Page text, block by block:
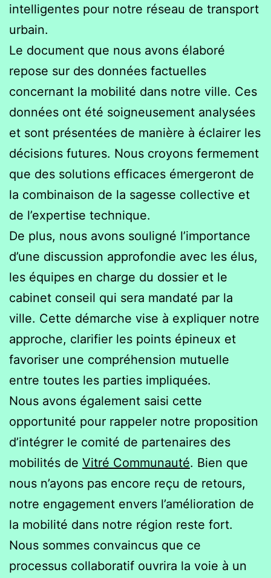
intelligentes pour notre réseau de transport
urbain.
Le document que nous avons élaboré
repose sur des données factuelles
concernant la mobilité dans notre ville. Ces
données ont été soigneusement analysées
et sont présentées de manière à éclairer les
décisions futures. Nous croyons fermement
que des solutions efficaces émergeront de
la combinaison de la sagesse collective et
de l’expertise technique.
De plus, nous avons souligné l’importance
d’une discussion approfondie avec les élus,
les équipes en charge du dossier et le
cabinet conseil qui sera mandaté par la
ville. Cette démarche vise à expliquer notre
approche, clarifier les points épineux et
favoriser une compréhension mutuelle
entre toutes les parties impliquées.
Nous avons également saisi cette
opportunité pour rappeler notre proposition
d’intégrer le comité de partenaires des
mobilités de Vitré Communauté. Bien que
nous n’ayons pas encore reçu de retours,
notre engagement envers l’amélioration de
la mobilité dans notre région reste fort.
Nous sommes convaincus que ce
processus collaboratif ouvrira la voie à un